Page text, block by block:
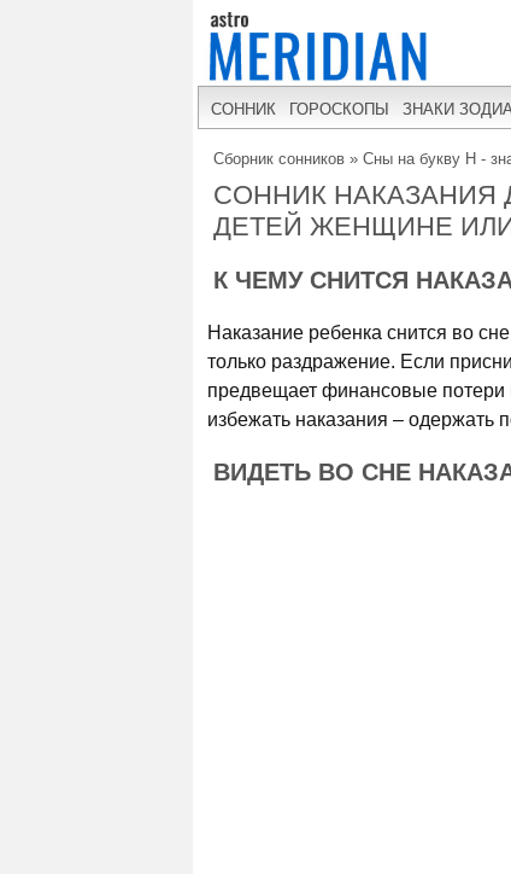
СОННИК ГОРОСКОПЫ ЗНАКИ
Сборник сонников » Сны на букву Н -
СОННИК НАКАЗАНИЯ
ДЕТЕЙ ЖЕНЩИНЕ
К ЧЕМУ СНИТСЯ
Наказание ребенка снится во
только раздражение. Если
предвещает финансовые потери
избежать наказания – одержать
ВИДЕТЬ ВО СНЕ